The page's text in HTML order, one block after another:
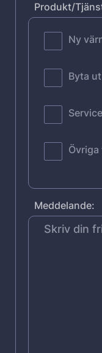
Produkt/
Ny
Byta
Meddelande: